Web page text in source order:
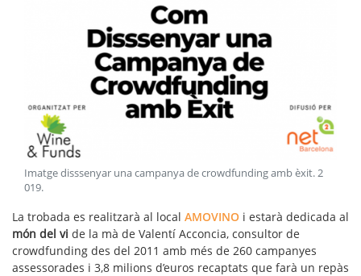
Imatge disssenyar una campanya de crowdfunding amb èxit.2
019.
La trobada es realitzarà al local AMOVINO i estarà dedicada al
món del vi de la mà de Valentí Acconcia, consultor de
crowdfunding des del 2011 amb més de 260 campanyes
assessorades i 3,8 milions d’euros recaptats que farà un repàs